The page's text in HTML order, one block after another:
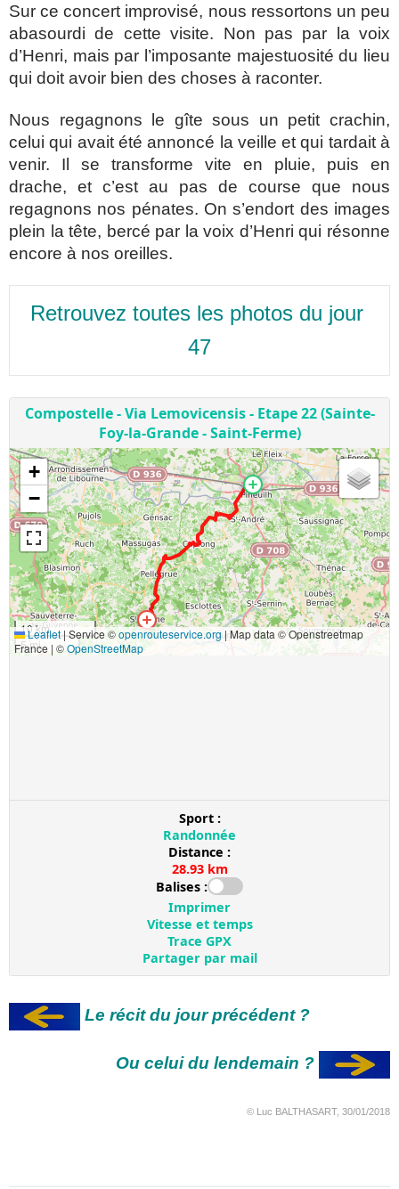
Sur ce concert improvisé, nous ressortons un peu
abasourdi de cette visite. Non pas par la voix
d’Henri, mais par l’imposante majestuosité du lieu
qui doit avoir bien des choses à raconter.
Nous regagnons le gîte sous un petit crachin,
celui qui avait été annoncé la veille et qui tardait à
venir. Il se transforme vite en pluie, puis en
drache, et c’est au pas de course que nous
regagnons nos pénates. On s’endort des images
plein la tête, bercé par la voix d’Henri qui résonne
encore à nos oreilles.
Retrouvez toutes les photos du jour
47
Le récit du jour précédent ?
Ou celui du lendemain ?
© Luc BALTHASART, 30/01/2018